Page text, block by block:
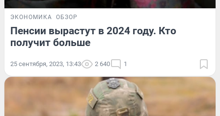
ЭКОНОМИКА ОБЗОР
Пенсии вырастут в 2024 году. Кто
получит больше
25 сентября, 2023, 13:43 2 640 1